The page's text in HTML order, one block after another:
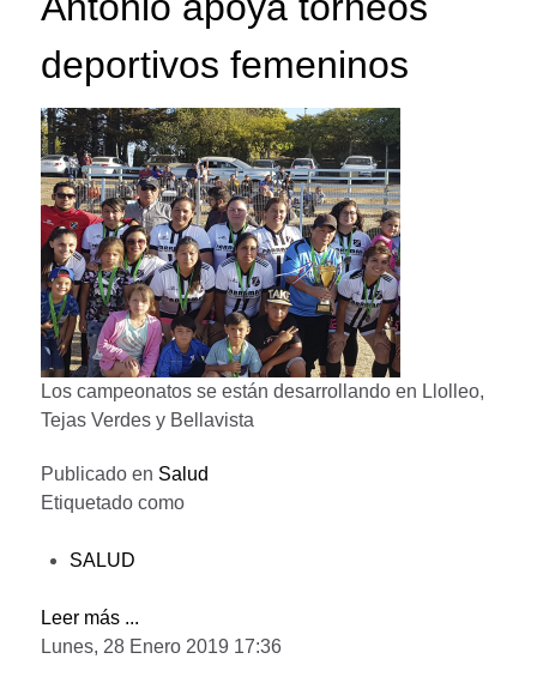
deportivos femeninos
Los campeonatos se están desarrollando en Llolleo,
Tejas Verdes y Bellavista
Publicado en Salud
Etiquetado como
SALUD
Leer más ...
Lunes, 28 Enero 2019 17:36